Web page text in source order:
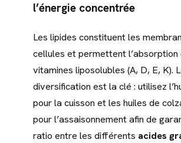
l’énergie concentrée
Les lipides constituent les
cellules et permettent l’absorption
vitamines liposolubles (A, D, E, K).
diversification est la clé : utilisez
pour la cuisson et les huiles de
pour l’assaisonnement afin de
ratio entre les différents acides